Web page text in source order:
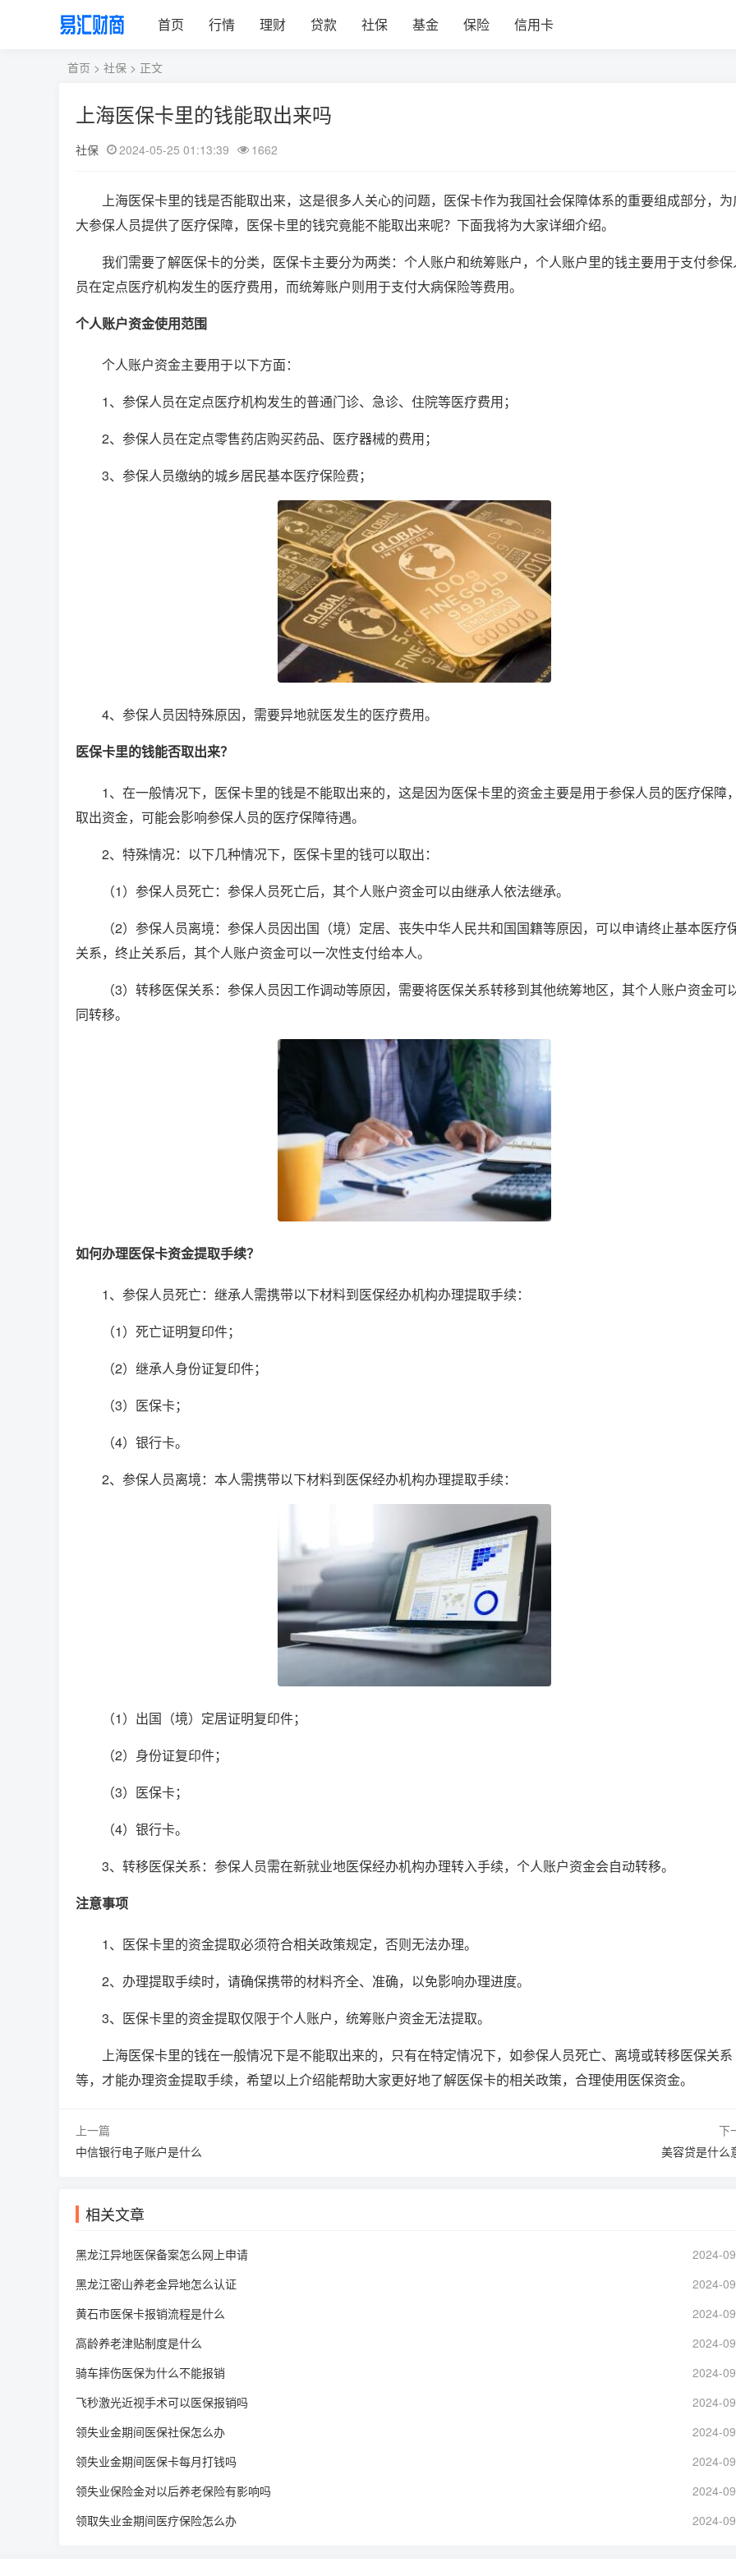
首页 行情 理财 贷款 社保 基金 保险 信用卡
首页 > 社保 > 正文
上海医保卡里的钱能取出来吗
社保 2024-05-25 01:13:39 1662
上海医保卡里的钱是否能取出来，这是很多人关心的问题，医保卡作为我国社会保障体系的重要组成部分，为
大参保人员提供了医疗保障，医保卡里的钱究竟能不能取出来呢？下面我将为大家详细介绍。
我们需要了解医保卡的分类，医保卡主要分为两类：个人账户和统筹账户，个人账户里的钱主要用于支付参保
员在定点医疗机构发生的医疗费用，而统筹账户则用于支付大病保险等费用。
个人账户资金使用范围
个人账户资金主要用于以下方面：
1、参保人员在定点医疗机构发生的普通门诊、急诊、住院等医疗费用；
2、参保人员在定点零售药店购买药品、医疗器械的费用；
3、参保人员缴纳的城乡居民基本医疗保险费；
4、参保人员因特殊原因，需要异地就医发生的医疗费用。
医保卡里的钱能否取出来？
1、在一般情况下，医保卡里的钱是不能取出来的，这是因为医保卡里的资金主要是用于参保人员的医疗保障
取出资金，可能会影响参保人员的医疗保障待遇。
2、特殊情况：以下几种情况下，医保卡里的钱可以取出：
（1）参保人员死亡：参保人员死亡后，其个人账户资金可以由继承人依法继承。
（2）参保人员离境：参保人员因出国（境）定居、丧失中华人民共和国国籍等原因，可以申请终止基本医疗
关系，终止关系后，其个人账户资金可以一次性支付给本人。
（3）转移医保关系：参保人员因工作调动等原因，需要将医保关系转移到其他统筹地区，其个人账户资金可
同转移。
如何办理医保卡资金提取手续？
1、参保人员死亡：继承人需携带以下材料到医保经办机构办理提取手续：
（1）死亡证明复印件；
（2）继承人身份证复印件；
（3）医保卡；
（4）银行卡。
2、参保人员离境：本人需携带以下材料到医保经办机构办理提取手续：
（1）出国（境）定居证明复印件；
（2）身份证复印件；
（3）医保卡；
（4）银行卡。
3、转移医保关系：参保人员需在新就业地医保经办机构办理转入手续，个人账户资金会自动转移。
注意事项
1、医保卡里的资金提取必须符合相关政策规定，否则无法办理。
2、办理提取手续时，请确保携带的材料齐全、准确，以免影响办理进度。
3、医保卡里的资金提取仅限于个人账户，统筹账户资金无法提取。
上海医保卡里的钱在一般情况下是不能取出来的，只有在特定情况下，如参保人员死亡、离境或转移医保关系
等，才能办理资金提取手续，希望以上介绍能帮助大家更好地了解医保卡的相关政策，合理使用医保资金。
上一篇
中信银行电子账户是什么
下
美容贷是什么
相关文章
黑龙江异地医保备案怎么网上申请
2024-
黑龙江密山养老金异地怎么认证
2024-
黄石市医保卡报销流程是什么
2024-
高龄养老津贴制度是什么
2024-
骑车摔伤医保为什么不能报销
2024-
飞秒激光近视手术可以医保报销吗
2024-
领失业金期间医保社保怎么办
2024-
领失业金期间医保卡每月打钱吗
2024-
领失业保险金对以后养老保险有影响吗
2024-
领取失业金期间医疗保险怎么办
2024-